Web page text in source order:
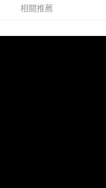
，並將交易相關給付款項請求債
相關推薦